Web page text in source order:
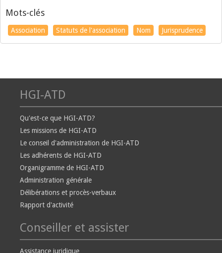
Mots-clés
Association Statuts de l'association Nom Jurisprudence
HGI-ATD
Qu'est-ce que HGI-ATD?
Les missions de HGI-ATD
Le conseil d'administration de HGI-ATD
Les adhérents de HGI-ATD
Organigramme de HGI-ATD
Administration générale
Délibérations et procès-verbaux
Rapport d'activité
Conseiller et assister
Assistance juridique